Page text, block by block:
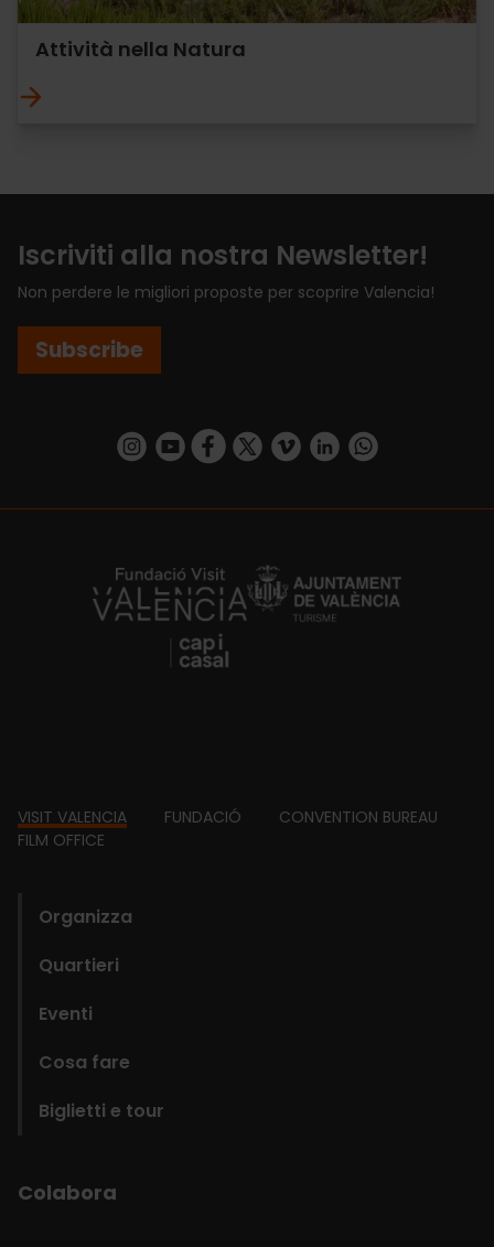
Attività nella Natura
Iscriviti alla nostra Newsletter!
Non perdere le migliori proposte per scoprire Valencia!
Subscribe
https://www.instagram.com/visit_valencia/
https://www.youtube.com/user/
https://www.facebook.com/
https://twitter.com/VisitaValencia
https://vimeo.com/
https://www.linkedin.com/company/turismo-valencia/https://api.whatsapp.com/send/
https://fundacion.visitvalencia.com/
Footer
VISIT VALENCIA FUNDACIÓ
CONVENTION BUREAU
FILM OFFICE
Organizza
Quartieri
Eventi
Cosa fare
Biglietti e tour
Colabora